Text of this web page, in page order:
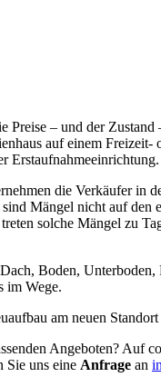
– und der
auf einem
Erstaufnahmeeinrichtung.
die Verkäufer in
Mängel nicht auf den
solche Mängel zu
Boden,
im Wege.
am neuen
Angeboten? Auf
Sie uns eine Anfrage an